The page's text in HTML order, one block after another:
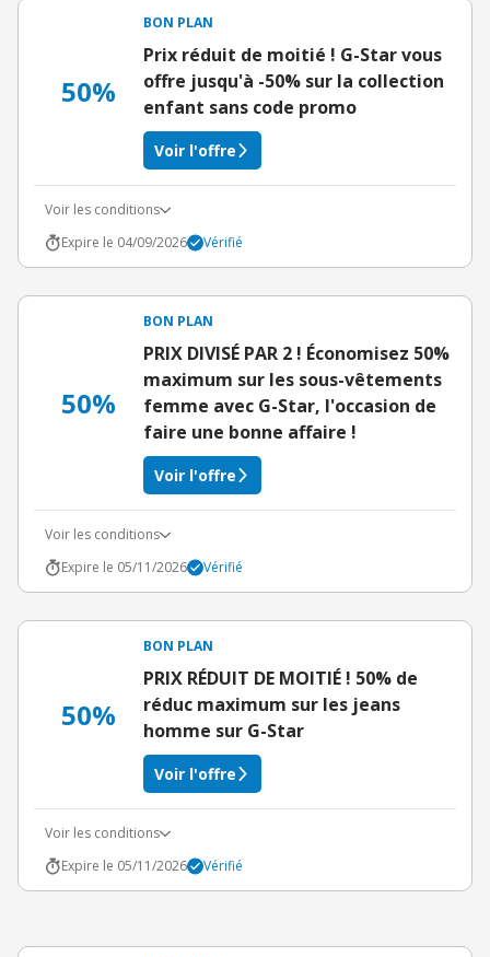
50%
BON PLAN
Prix réduit de moitié ! G-Star vous
offre jusqu'à -50% sur la collection
enfant sans code promo
Voir l'offre
Voir les conditions
Expire le 04/09/2026
Vérifié
50%
BON PLAN
PRIX DIVISÉ PAR 2 ! Économisez 50%
maximum sur les sous-vêtements
femme avec G-Star, l'occasion de
faire une bonne affaire !
Voir l'offre
Voir les conditions
Expire le 05/11/2026
Vérifié
50%
BON PLAN
PRIX RÉDUIT DE MOITIÉ ! 50% de
réduc maximum sur les jeans
homme sur G-Star
Voir l'offre
Voir les conditions
Expire le 05/11/2026
Vérifié